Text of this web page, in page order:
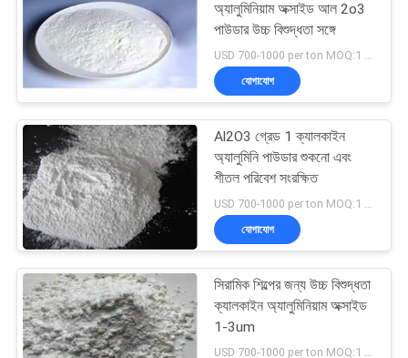
ভিডিও
আমাদের
সম্বন্ধে
কারখানা
পরিদর্শন
গুণমান
নিয়ন্ত্রণ
পটাসিয়াম ক্রিওলাইট
344
268
অ্যালুমিনিয়াম অক্সাইড আল 2o3
পাউডার উচ্চ বিশুদ্ধতা সঙ্গে
USD 700-1000 per ton MOQ:1 মেট্রিক টন / মেট্রিক টন বিনামূল্যে নমুনা
যোগাযোগ
Al2O3 গ্রেড 1 ক্যালকাইন
অ্যালুমিনি পাউডার শুকনো এবং
শীতল পরিবেশ সংরক্ষিত
যোগাযোগ
সিরামিক শিল্পের জন্য উচ্চ বিশুদ্ধতা
ক্যালকাইন অ্যালুমিনিয়াম অক্সাইড
1-3um